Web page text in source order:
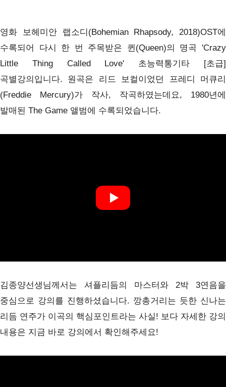
영화 보헤미안 랩소디(Bohemian Rhapsody, 2018)OST에
수록되어 다시 한 번 주목받은 퀸(Queen)의 명곡 'Crazy
Little Thing Called Love' 초능력통기타 [초급]
곡별강의입니다. 원곡은 리드 보컬이었던 프레디 머큐리
(Freddie Mercury)가 작사, 작곡하였는데요, 1980년에
발매된 The Game 앨범에 수록되었습니다.
김종양선생님께서는 셔플리듬의 마스터와 2박 3연음을
중심으로 강의를 진행하셨습니다. 깡총거리는 듯한 신나는
리듬 연주가 이곡의 핵심포인트라는 사실! 보다 자세한 강의
내용은 지금 바로 강의에서 확인해주세요!